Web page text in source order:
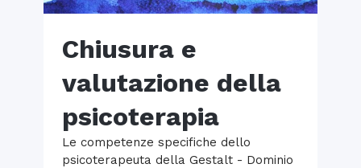
Chiusura e
valutazione della
psicoterapia
Le competenze specifiche dello
psicoterapeuta della Gestalt - Dominio